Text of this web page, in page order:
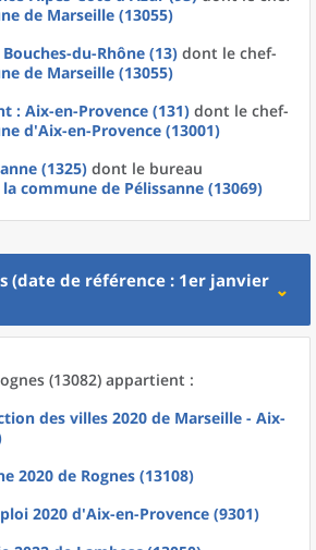
de Marseille (13055)
Bouches-du-Rhône (13) dont le chef-
de Marseille (13055)
: Aix-en-Provence (131) dont le chef-
d'Aix-en-Provence (13001)
(1325) dont le bureau
la commune de Pélissanne (13069)
(date de référence : 1er janvier
(13082) appartient :
des villes 2020 de Marseille - Aix-
2020 de Rognes (13108)
2020 d'Aix-en-Provence (9301)